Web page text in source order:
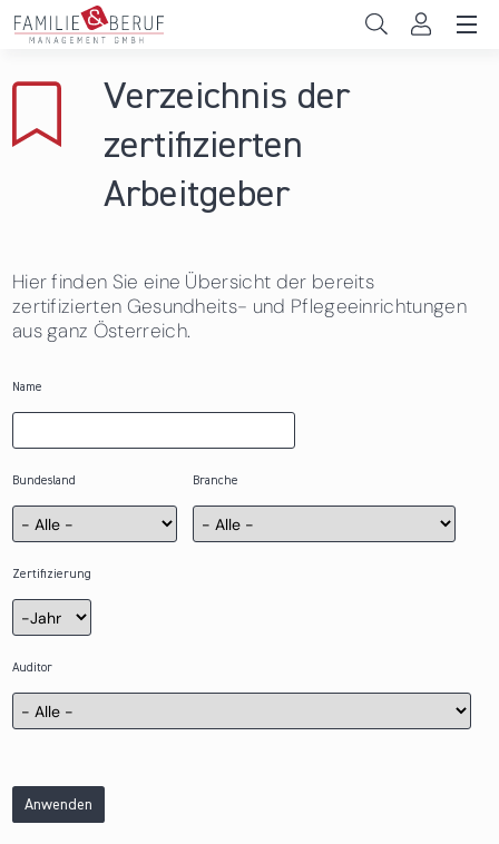
Direkt zum Inhalt
Gemeinden
Das sind wir
News & Events
Verzeichnis der
zertifizierten
Arbeitgeber
Hier finden Sie eine Übersicht der bereits
zertifizierten Gesundheits- und Pflegeeinrichtungen
aus ganz Österreich.
Name
Bundesland Branche
Zertifizierung
Zertifizierung
Jahr
Auditor
Anwenden